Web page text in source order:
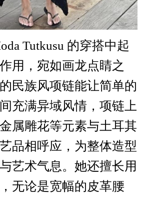
Tutkusu 的穿搭中起
用，宛如画龙点睛之
民族风项链能让简单的
充满异域风情，项链上
属雕花等元素与土耳其
品相呼应，为整体造型
艺术气息。她还擅长用
无论是宽幅的皮革腰